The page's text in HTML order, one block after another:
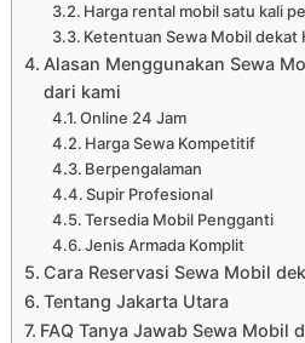
Harga rental mobil satu kali
Ketentuan Sewa Mobil dekat
Alasan Menggunakan Sewa
dari kami
Online 24 Jam
Harga Sewa Kompetitif
Berpengalaman
Supir Profesional
Tersedia Mobil Pengganti
Jenis Armada Komplit
Cara Reservasi Sewa Mobil
Tentang Jakarta Utara
FAQ Tanya Jawab Sewa Mobil